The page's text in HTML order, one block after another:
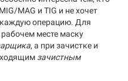
MAG и TIG и не хочет
операцию. Для
месте маску
, а при зачистке и
зачистным